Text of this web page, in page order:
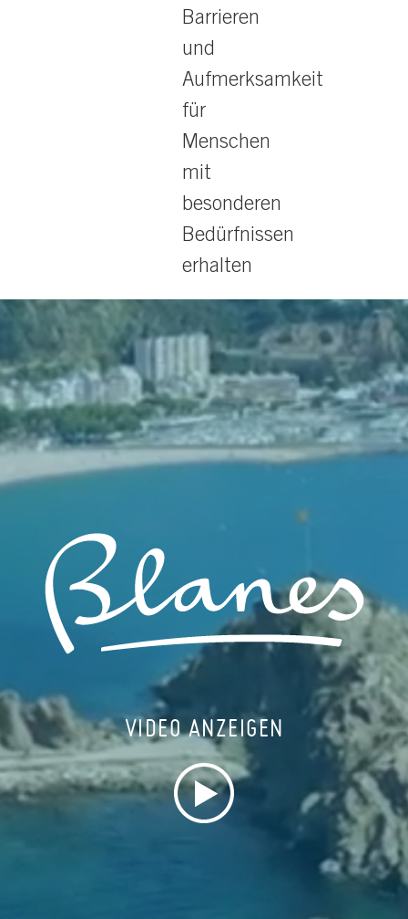
Barrieren
und
Aufmerksamkeit
für
Menschen
mit
besonderen
Bedürfnissen
erhalten
VIDEO ANZEIGEN